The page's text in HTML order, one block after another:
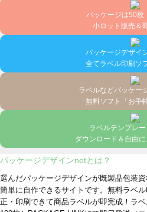
パッケージは50枚
小ロット販売＆
パッケージデザイ
全てラベル印刷ソ
ラベルなどパッケー
無料ソフト「お手
ラベルテンプレ
ダウンロード＆自由に
パッケージデザインnetとは？
選んだパッケージデザインが既製品包装
簡単に自作できるサイトです。無料ラベ
正・印刷できて商品ラベルが即完成！ラ